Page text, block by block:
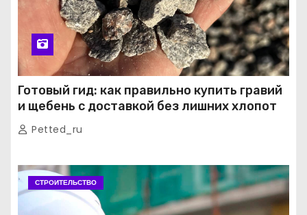
Готовый гид: как правильно купить гравий
и щебень с доставкой без лишних хлопот
Petted_ru
СТРОИТЕЛЬСТВО